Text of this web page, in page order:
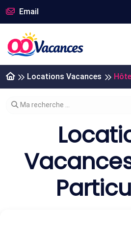
Email
Locations Vacances
Modifier votre recherche
Ma recherche ...